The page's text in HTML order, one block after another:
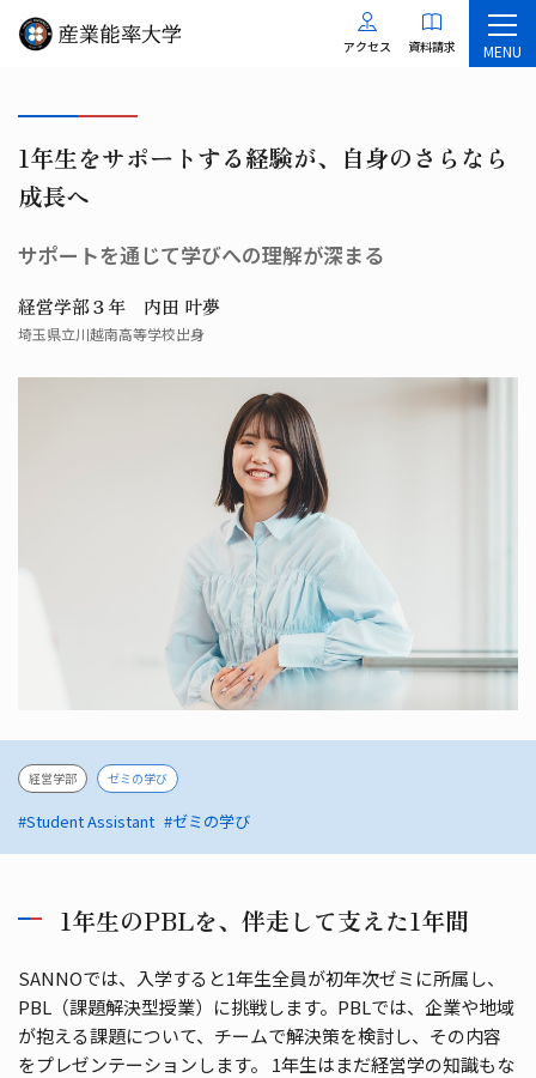
アクセス 資料請求 MENU
1年生をサポートする経験が、自身のさらなら
成長へ
サポートを通じて学びへの理解が深まる
経営学部３年 内田 叶夢
埼玉県立川越南高等学校出身
経営学部 ゼミの学び
#Student Assistant #ゼミの学び
1年生のPBLを、伴走して支えた1年間
SANNOでは、入学すると1年生全員が初年次ゼミに所属し、
PBL（課題解決型授業）に挑戦します。PBLでは、企業や地域
が抱える課題について、チームで解決策を検討し、その内容
をプレゼンテーションします。 1年生はまだ経営学の知識もな